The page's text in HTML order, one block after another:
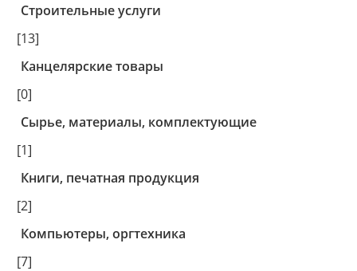
Строительные услуги
[13]
Канцелярские товары
[0]
Сырье, материалы, комплектующие
[1]
Книги, печатная продукция
[2]
Компьютеры, оргтехника
[7]